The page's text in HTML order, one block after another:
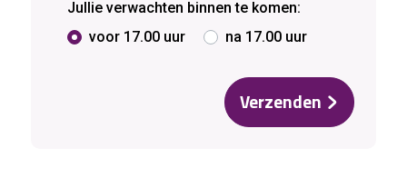
Jullie verwachten binnen te komen:
voor 17.00 uur
na 17.00 uur
Verzenden